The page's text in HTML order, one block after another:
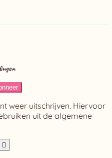
weer uitschrijven. Hiervoor
uit de algemene
